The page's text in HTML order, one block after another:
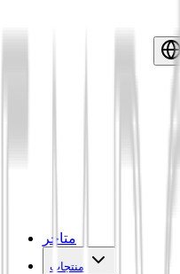
متاجر
منتجات